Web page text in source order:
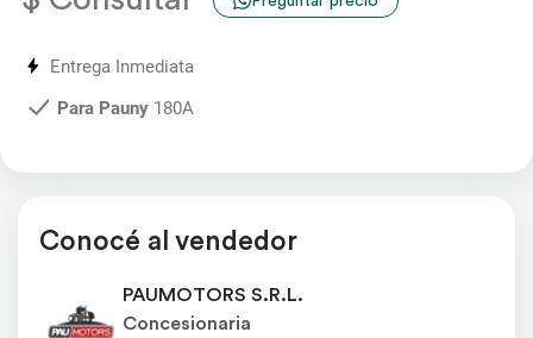
Entrega Inmediata
Para Pauny180A
Conocé al vendedor
PAUMOTORS S.R.L.
Concesionaria